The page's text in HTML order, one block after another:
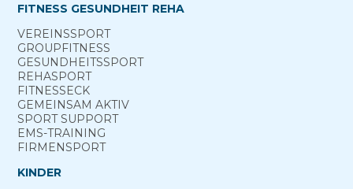
FITNESS GESUNDHEIT REHA
VEREINS­SPORT
GROUP­FITNESS
GESUNDHEITS­SPORT
REHA­SPORT
FITNESS­ECK
GEMEINSAM ­AKTIV
SPORT ­SUPPORT
EMS-TRAINING
FIRMENSPORT
KINDER